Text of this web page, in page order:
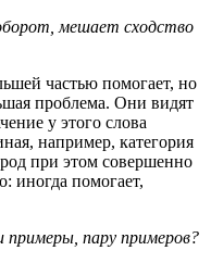
мешает сходство
частью помогает, но
проблема. Они видят
у этого слова
например, категория
при этом совершенно
иногда помогает,
пару примеров?